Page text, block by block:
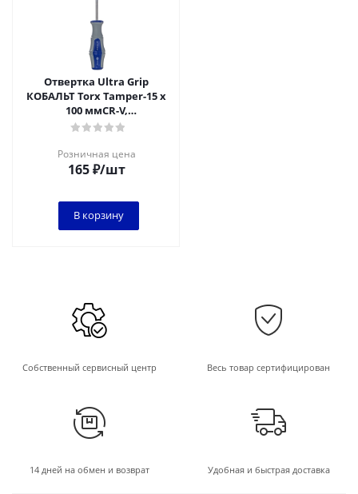
Отвертка Ultra Grip
КОБАЛЬТ Torx Tamper-15 х
100 ммCR-V,
двухкомпонентная
Розничная цена
165₽/шт
В корзину
Собственный сервисный центр Весь товар сертифицирован
14 дней на обмен и возврат Удобная и быстрая доставка